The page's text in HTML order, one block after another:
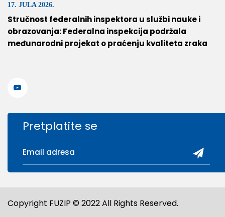
17. JULA 2026.
Stručnost federalnih inspektora u službi nauke i
obrazovanja: Federalna inspekcija podržala
međunarodni projekat o praćenju kvaliteta zraka
Pretplatite se
Copyright FUZIP © 2022 All Rights Reserved.